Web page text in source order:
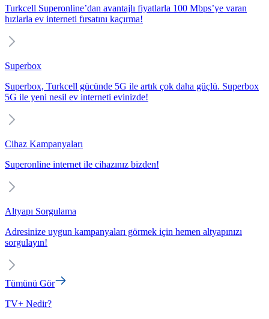
Turkcell Superonline’dan avantajlı fiyatlarla 100 Mbps’ye varan
hızlarla ev interneti fırsatını kaçırma!
Superbox
Superbox, Turkcell gücünde 5G ile artık çok daha güçlü. Superbox
5G ile yeni nesil ev interneti evinizde!
Cihaz Kampanyaları
Superonline internet ile cihazınız bizden!
Altyapı Sorgulama
Adresinize uygun kampanyaları görmek için hemen altyapınızı
sorgulayın!
Tümünü Gör
TV+ Nedir?